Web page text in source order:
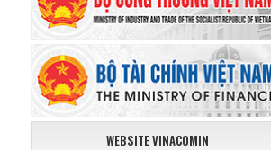
WEBSITE VINACOMIN